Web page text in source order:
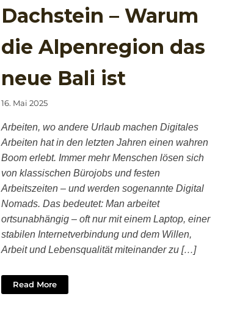
Dachstein – Warum
die Alpenregion das
neue Bali ist
16. Mai 2025
Arbeiten, wo andere Urlaub machen Digitales
Arbeiten hat in den letzten Jahren einen wahren
Boom erlebt. Immer mehr Menschen lösen sich
von klassischen Bürojobs und festen
Arbeitszeiten – und werden sogenannte Digital
Nomads. Das bedeutet: Man arbeitet
ortsunabhängig – oft nur mit einem Laptop, einer
stabilen Internetverbindung und dem Willen,
Arbeit und Lebensqualität miteinander zu […]
Read More